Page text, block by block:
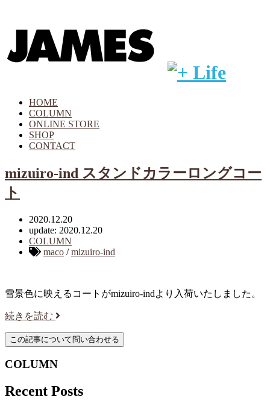
HOME
COLUMN
ONLINE STORE
SHOP
CONTACT
mizuiro-ind スタンドカラーロングコー
ト
2020.12.20
update: 2020.12.20
COLUMN
maco /mizuiro-ind
雪景色に映えるコートがmizuiro-indより入荷いたしました。
続きを読む
COLUMN
Recent Posts